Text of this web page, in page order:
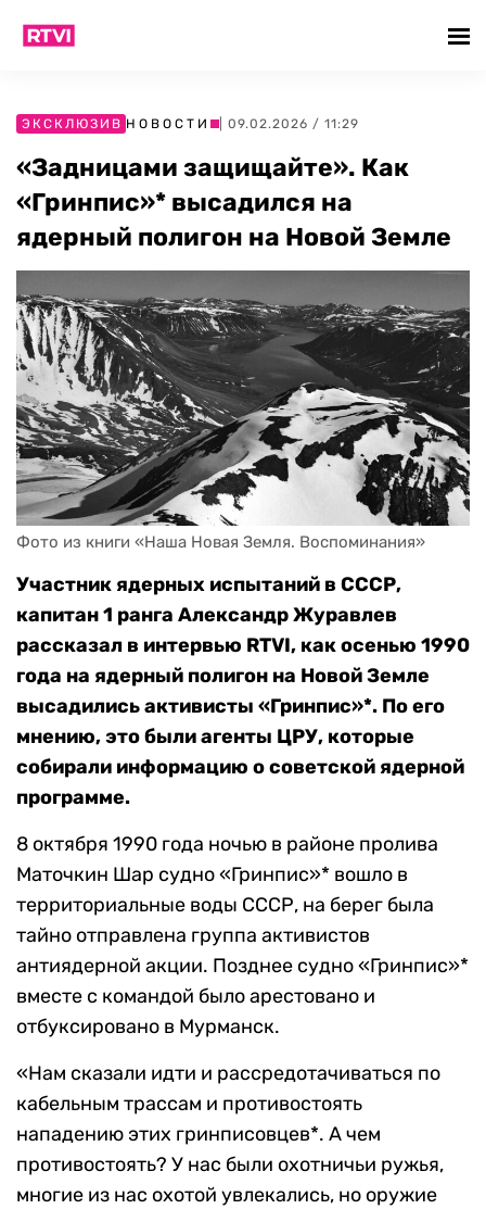
ЭКСКЛЮЗИВ НОВОСТИ | 09.02.2026 / 11:29
«Задницами защищайте». Как
«Гринпис»* высадился на
ядерный полигон на Новой Земле
Фото из книги «Наша Новая Земля. Воспоминания»
Участник ядерных испытаний в СССР,
капитан 1 ранга Александр Журавлев
рассказал в интервью RTVI, как осенью 1990
года на ядерный полигон на Новой Земле
высадились активисты «Гринпис»*. По его
мнению, это были агенты ЦРУ, которые
собирали информацию о советской ядерной
программе.
8 октября 1990 года ночью в районе пролива
Маточкин Шар судно «Гринпис»* вошло в
территориальные воды СССР, на берег была
тайно отправлена группа активистов
антиядерной акции. Позднее судно «Гринпис»*
вместе с командой было арестовано и
отбуксировано в Мурманск.
«Нам сказали идти и рассредотачиваться по
кабельным трассам и противостоять
нападению этих гринписовцев*. А чем
противостоять? У нас были охотничьи ружья,
многие из нас охотой увлекались, но оружие